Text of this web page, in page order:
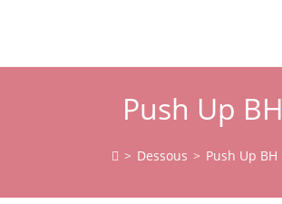
Push Up BH
> Dessous > Push Up BH